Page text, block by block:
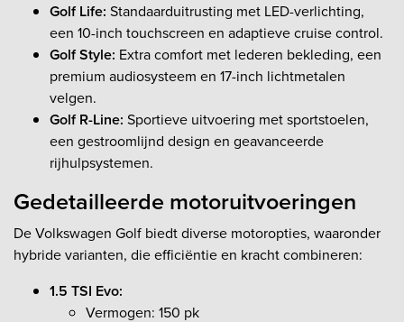
Golf Life: Standaarduitrusting met LED-verlichting,
een 10-inch touchscreen en adaptieve cruise control.
Golf Style: Extra comfort met lederen bekleding, een
premium audiosysteem en 17-inch lichtmetalen
velgen.
Golf R-Line: Sportieve uitvoering met sportstoelen,
een gestroomlijnd design en geavanceerde
rijhulpsystemen.
Gedetailleerde motoruitvoeringen
De Volkswagen Golf biedt diverse motoropties, waaronder
hybride varianten, die efficiëntie en kracht combineren:
1.5 TSI Evo:
Vermogen: 150 pk